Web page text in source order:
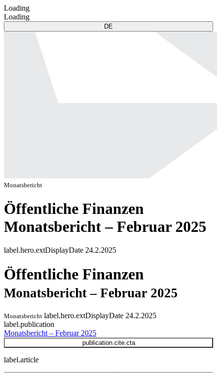
Loading
Loading
DE
Monatsbericht
Öffentliche Finanzen
Monatsbericht – Februar 2025
label.hero.extDisplayDate 24.2.2025
Öffentliche Finanzen
Monatsbericht – Februar 2025
Monatsbericht label.hero.extDisplayDate 24.2.2025
label.publication
Monatsbericht – Februar 2025
publication.cite.cta
label.article